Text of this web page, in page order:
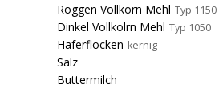
Roggen Vollkorn Mehl Typ 1150
Dinkel Vollkolrn Mehl Typ 1050
Haferflocken kernig
Salz
Buttermilch